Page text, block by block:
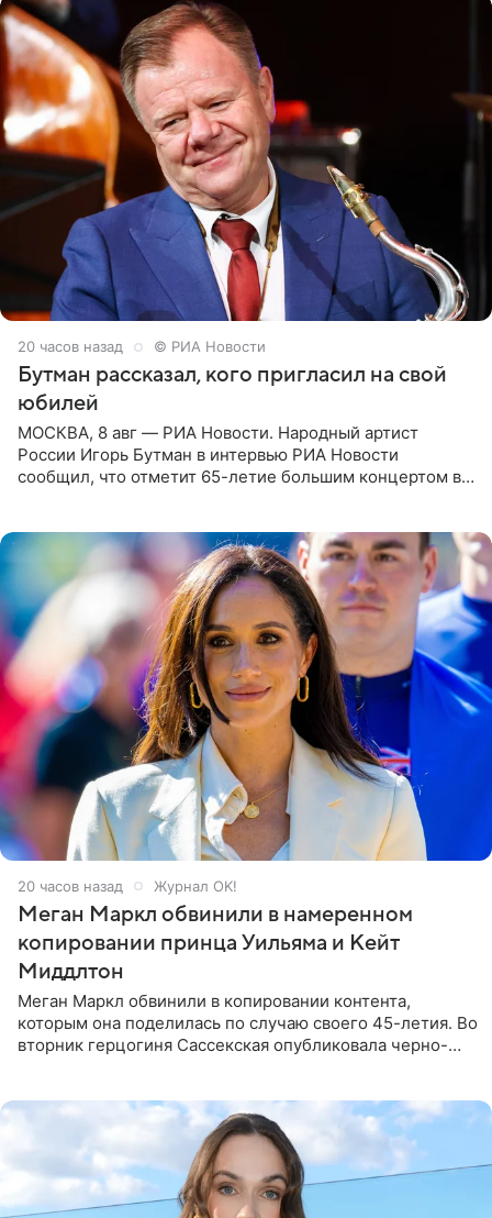
20 часов назад © РИА Новости
Бутман рассказал, кого пригласил на свой
юбилей
МОСКВА, 8 авг — РИА Новости. Народный артист
России Игорь Бутман в интервью РИА Новости
сообщил, что отметит 65-летие большим концертом в
20 часов назад Журнал OK!
Меган Маркл обвинили в намеренном
копировании принца Уильяма и Кейт
Миддлтон
Меган Маркл обвинили в копировании контента,
которым она поделилась по случаю своего 45-летия. Во
вторник герцогиня Сассекская опубликовала черно-